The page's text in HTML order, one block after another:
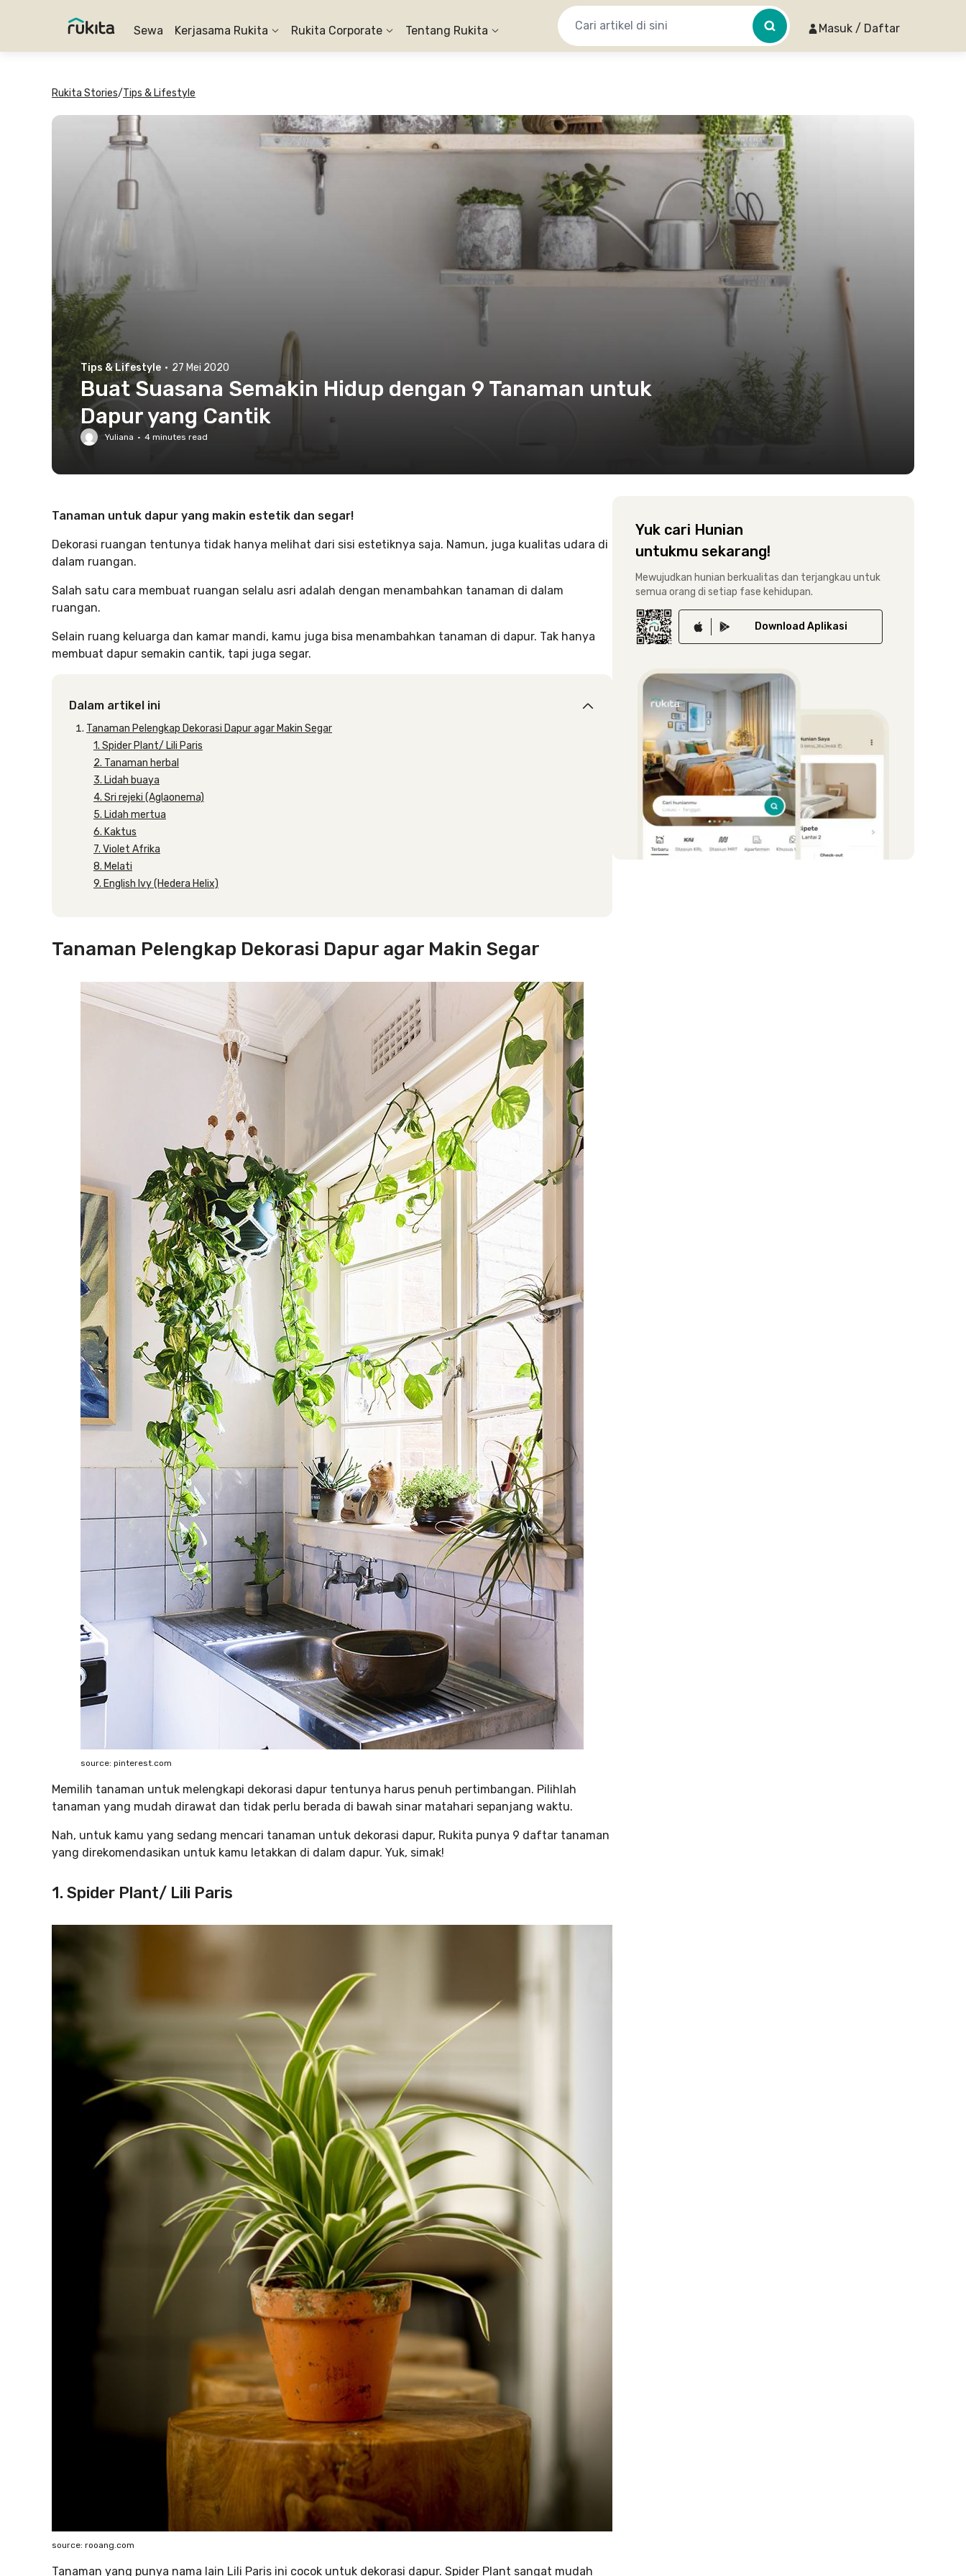
Sewa Kerjasama Rukita Rukita Corporate Tentang Rukita Masuk / Daftar
Rukita Stories/Tips & Lifestyle
Tips & Lifestyle · 27 Mei 2020
Buat Suasana Semakin Hidup dengan 9 Tanaman untuk
Dapur yang Cantik
Yuliana · 4 minutes read
Tanaman untuk dapur yang makin estetik dan segar!
Dekorasi ruangan tentunya tidak hanya melihat dari sisi estetiknya saja. Namun, juga kualitas udara di
dalam ruangan.
Salah satu cara membuat ruangan selalu asri adalah dengan menambahkan tanaman di dalam
ruangan.
Selain ruang keluarga dan kamar mandi, kamu juga bisa menambahkan tanaman di dapur. Tak hanya
membuat dapur semakin cantik, tapi juga segar.
Dalam artikel ini
Tanaman Pelengkap Dekorasi Dapur agar Makin Segar
1. Spider Plant/ Lili Paris
2. Tanaman herbal
3. Lidah buaya
4. Sri rejeki (Aglaonema)
5. Lidah mertua
6. Kaktus
7. Violet Afrika
8. Melati
9. English Ivy (Hedera Helix)
Tanaman Pelengkap Dekorasi Dapur agar Makin Segar
source: pinterest.com
Memilih tanaman untuk melengkapi dekorasi dapur tentunya harus penuh pertimbangan. Pilihlah
tanaman yang mudah dirawat dan tidak perlu berada di bawah sinar matahari sepanjang waktu.
Nah, untuk kamu yang sedang mencari tanaman untuk dekorasi dapur, Rukita punya 9 daftar tanaman
yang direkomendasikan untuk kamu letakkan di dalam dapur. Yuk, simak!
1. Spider Plant/ Lili Paris
source: rooang.com
Tanaman yang punya nama lain Lili Paris ini cocok untuk dekorasi dapur. Spider Plant sangat mudah
Yuk cari Hunian
untukmu sekarang!
Mewujudkan hunian berkualitas dan terjangkau untuk
semua orang di setiap fase kehidupan.
Download Aplikasi